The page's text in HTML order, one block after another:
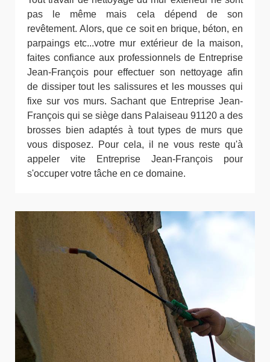
pas le même mais cela dépend de son
revêtement. Alors, que ce soit en brique, béton, en
parpaings etc...votre mur extérieur de la maison,
faites confiance aux professionnels de Entreprise
Jean-François pour effectuer son nettoyage afin
de dissiper tout les salissures et les mousses qui
fixe sur vos murs. Sachant que Entreprise Jean-
François qui se siège dans Palaiseau 91120 a des
brosses bien adaptés à tout types de murs que
vous disposez. Pour cela, il ne vous reste qu'à
appeler vite Entreprise Jean-François pour
s'occuper votre tâche en ce domaine.